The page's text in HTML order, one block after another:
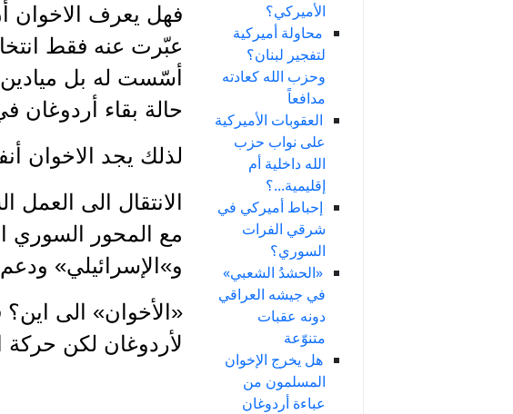
الأميركي؟
محاولة أميركية
لتفجير لبنان؟
وحزب الله كعادته
مدافعاً
العقوبات الأميركية
على نواب حزب
الله داخلية أم
إقليمية...؟
إحباط أميركي في
شرقي الفرات
السوري؟
«الحشدُ الشعبي»
في جيشه العراقي
دونه عقبات
متنوّعة
هل يخرج الإخوان
المسلمون من
عباءة أردوغان
فهل يعرف الاخوان
عبّرت عنه فقط
أسّست له بل
حالة بقاء
لذلك يجد الاخوان
الانتقال الى
مع المحور السوري
و»الإسرائيلي»
«الأخوان» الى اين؟
لأردوغان لكن حركة